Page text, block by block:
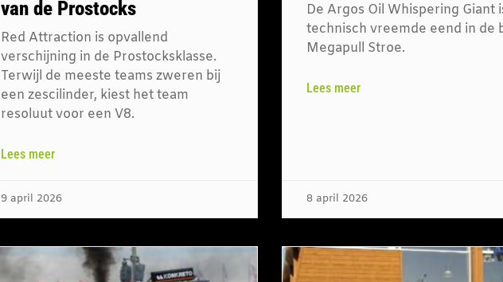
van de Prostocks
Red Attraction is opvallend
verschijning in de Prostocksklasse.
Terwijl de meeste teams zweren bij
een zescilinder, kiest het team
resoluut voor een V8.
Lees meer
9 april 2026
De Argos Oil Whispering Giant
technisch vreemde eend in de
Megapull Stroe.
Lees meer
8 april 2026